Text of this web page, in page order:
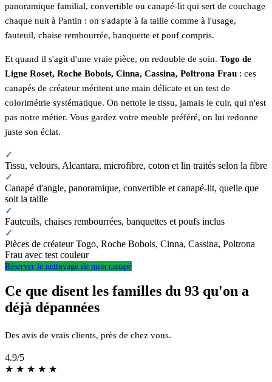
panoramique familial, convertible ou canapé-lit qui sert de couchage
chaque nuit à Pantin : on s'adapte à la taille comme à l'usage,
fauteuil, chaise rembourrée, banquette et pouf compris.
Et quand il s'agit d'une vraie pièce, on redouble de soin. Togo de
Ligne Roset, Roche Bobois, Cinna, Cassina, Poltrona Frau : ces
canapés de créateur méritent une main délicate et un test de
colorimétrie systématique. On nettoie le tissu, jamais le cuir, qui n'est
pas notre métier. Vous gardez votre meuble préféré, on lui redonne
juste son éclat.
✓
Tissu, velours, Alcantara, microfibre, coton et lin traités selon la fibre
✓
Canapé d'angle, panoramique, convertible et canapé-lit, quelle que
soit la taille
✓
Fauteuils, chaises rembourrées, banquettes et poufs inclus
✓
Pièces de créateur Togo, Roche Bobois, Cinna, Cassina, Poltrona
Frau avec test couleur
Réserver le nettoyage de mon canapé
Ce que disent les familles du 93 qu'on a
déjà dépannées
Des avis de vrais clients, près de chez vous.
4.9/5
★ ★ ★ ★ ★